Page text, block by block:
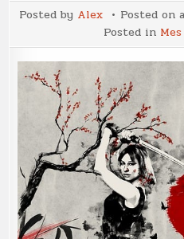
Posted by Alex Posted on
Posted in